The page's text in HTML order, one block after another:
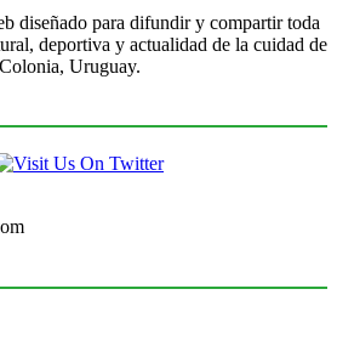
diseñado para difundir y compartir toda
deportiva y actualidad de la cuidad de
Uruguay.